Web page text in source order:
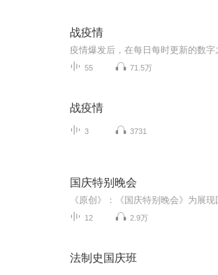
战疫情
55 71.5万
战疫情
3 3731
国庆特别晚会
12 2.9万
法制史国庆班